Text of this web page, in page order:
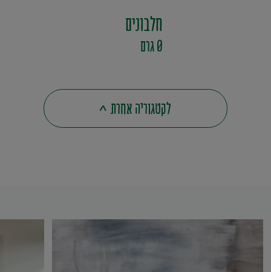
חלבונים
0 גרם
לקטגוריה אחרת>